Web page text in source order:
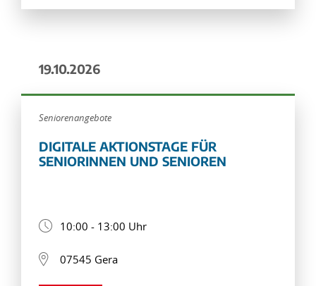
19.10.2026
Seniorenangebote
DIGITALE AKTIONSTAGE FÜR
SENIORINNEN UND SENIOREN
10:00 - 13:00 Uhr
07545 Gera